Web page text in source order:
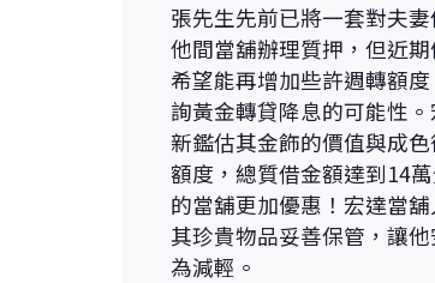
張先生先前已將一套對夫
他間當舖辦理質押，但近
希望能再增加些許週轉額
詢黃金轉貸降息的可能性
新鑑估其金飾的價值與成
額度，總質借金額達到14
的當舖更加優惠！宏達當
其珍貴物品妥善保管，讓
為減輕。